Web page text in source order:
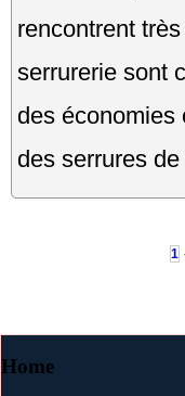
rencontrent
serrurerie sont
des économies
des serrures de
1
Home